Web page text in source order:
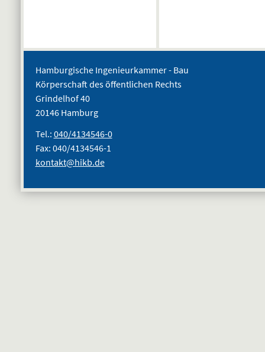
Hamburgische Ingenieurkammer - Bau
Körperschaft des öffentlichen Rechts
Grindelhof 40
20146 Hamburg
Tel.: 040/4134546-0
Fax: 040/4134546-1
kontakt@hikb.de